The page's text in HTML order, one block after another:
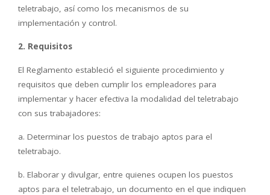
teletrabajo, así como los mecanismos de su
implementación y control.
2. Requisitos
El Reglamento estableció el siguiente procedimiento y
requisitos que deben cumplir los empleadores para
implementar y hacer efectiva la modalidad del teletrabajo
con sus trabajadores:
a. Determinar los puestos de trabajo aptos para el
teletrabajo.
b. Elaborar y divulgar, entre quienes ocupen los puestos
aptos para el teletrabajo, un documento en el que indiquen